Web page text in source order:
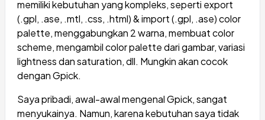
memiliki kebutuhan yang kompleks, seperti export
(.gpl, .ase, .mtl, .css, .html) & import (.gpl, .ase) color
palette, menggabungkan 2 warna, membuat color
scheme, mengambil color palette dari gambar, variasi
lightness dan saturation, dll. Mungkin akan cocok
dengan Gpick.
Saya pribadi, awal-awal mengenal Gpick, sangat
menyukainya. Namun, karena kebutuhan saya tidak